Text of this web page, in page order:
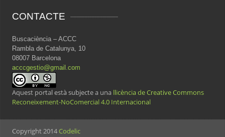
CONTACTE
Buscaciència – ACCC
Rambla de Catalunya, 10
08007 Barcelona
acccgestio@gmail.com
Aquest portal està subjecte a una llicència de Creative Commons
Reconeixement-NoComercial 4.0 Internacional
Copyright 2014Codelic